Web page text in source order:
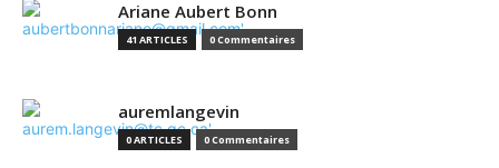
Ariane Aubert Bonn
41 ARTICLES 0 Commentaires
auremlangevin
0 ARTICLES 0 Commentaires